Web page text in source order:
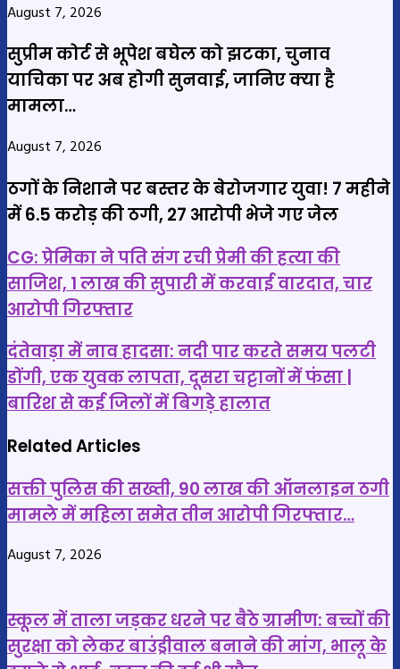
August 7, 2026
सुप्रीम कोर्ट से भूपेश बघेल को झटका, चुनाव
याचिका पर अब होगी सुनवाई, जानिए क्या है
मामला…
August 7, 2026
ठगों के निशाने पर बस्तर के बेरोजगार युवा! 7 महीने
में 6.5 करोड़ की ठगी, 27 आरोपी भेजे गए जेल
CG:
प्रेमिका
ने
पति
संग
रची
प्रेमी
की
हत्या
साजिश,
1
की
करवाई
वारदात,
CG: प्रेमिका ने पति संग रची प्रेमी की हत्या की
साजिश, 1 लाख की सुपारी में करवाई वारदात, चार
आरोपी गिरफ्तार
दंतेवाड़ा
में
नाव
नदी
करते
समय
डोंगी,
लापता,
दूसरा
दंतेवाड़ा में नाव हादसा: नदी पार करते समय पलटी
डोंगी, एक युवक लापता, दूसरा चट्टानों में फंसा |
बारिश से कई जिलों में बिगड़े हालात
Related Articles
सक्ती पुलिस की सख्ती, 90 लाख की ऑनलाइन ठगी
मामले में महिला समेत तीन आरोपी गिरफ्तार…
August 7, 2026
स्कूल में ताला जड़कर धरने पर बैठे ग्रामीण: बच्चों की
सुरक्षा को लेकर बाउंड्रीवाल बनाने की मांग, भालू के